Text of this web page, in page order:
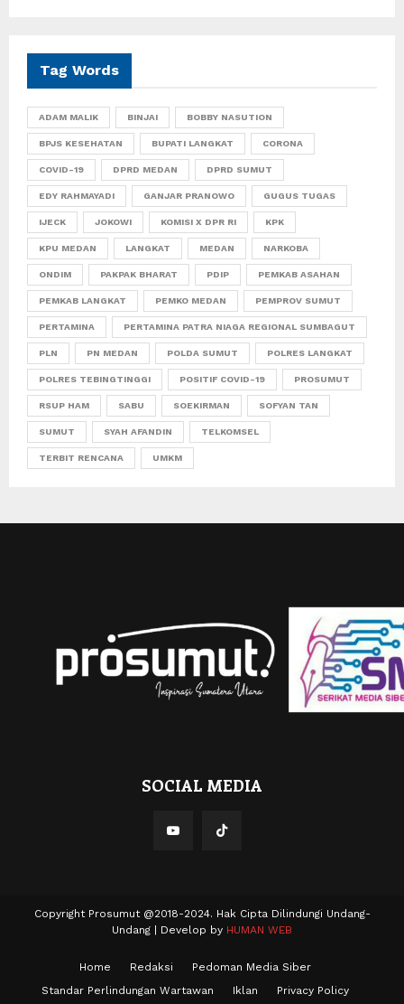
Tag Words
ADAM MALIK BINJAI BOBBY NASUTION
BPJS KESEHATAN BUPATI LANGKAT CORONA
COVID-19 DPRD MEDAN DPRD SUMUT
EDY RAHMAYADI GANJAR PRANOWO GUGUS TUGAS
IJECK JOKOWI KOMISI X DPR RI KPK
KPU MEDAN LANGKAT MEDAN NARKOBA
ONDIM PAKPAK BHARAT PDIP PEMKAB ASAHAN
PEMKAB LANGKAT PEMKO MEDAN PEMPROV SUMUT
PERTAMINA PERTAMINA PATRA NIAGA REGIONAL SUMBAGUT
PLN PN MEDAN POLDA SUMUT POLRES LANGKAT
POLRES TEBINGTINGGI POSITIF COVID-19 PROSUMUT
RSUP HAM SABU SOEKIRMAN SOFYAN TAN
SUMUT SYAH AFANDIN TELKOMSEL
TERBIT RENCANA UMKM
SOCIAL MEDIA
Copyright Prosumut @2018-2024. Hak Cipta Dilindungi Undang-
Undang | Develop by HUMAN WEB
Home Redaksi
Pedoman Media Siber
Standar Perlindungan Wartawan
Iklan Privacy Policy